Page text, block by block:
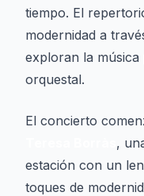
tiempo. El
modernidad a
exploran la
orquestal.
El concierto
,
estación con un
toques de